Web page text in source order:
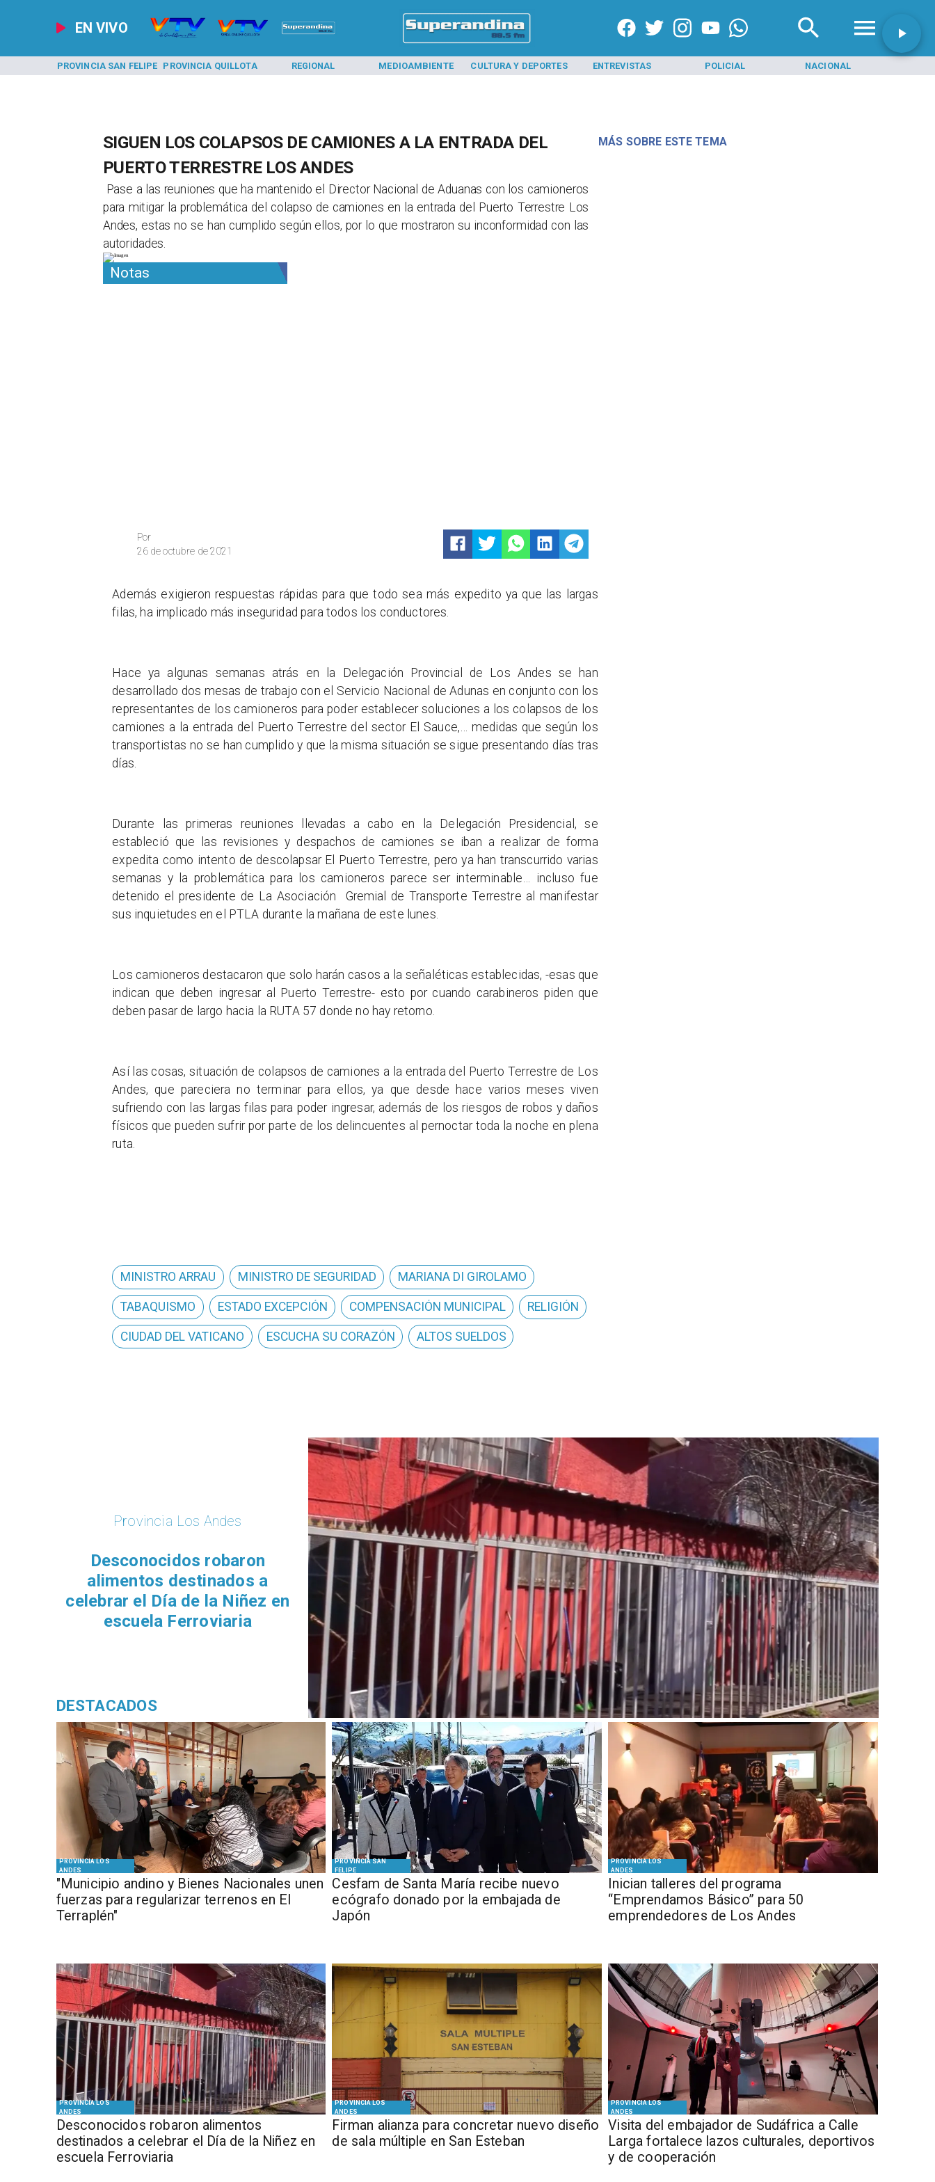
EN VIVO
PROVINCIA SAN FELIPE PROVINCIA QUILLOTA REGIONAL MEDIOAMBIENTE CULTURA Y DEPORTES ENTREVISTAS POLICIAL NACIONAL
Notas
Por
26 de octubre de 2021
MÁS SOBRE ESTE TEMA
SIGUEN LOS COLAPSOS DE CAMIONES A LA ENTRADA DEL
PUERTO TERRESTRE LOS ANDES
​ Pase a las reuniones que ha mantenido el Director Nacional de Aduanas con los camioneros
para mitigar la problemática del colapso de camiones en la entrada del Puerto Terrestre Los
Andes, estas no se han cumplido según ellos, por lo que mostraron su inconformidad con las
autoridades. ​
Además exigieron respuestas rápidas para que todo sea más expedito ya que las largas
filas, ha implicado más inseguridad para todos los conductores.
Hace ya algunas semanas atrás en la Delegación Provincial de Los Andes se han
desarrollado dos mesas de trabajo con el Servicio Nacional de Adunas en conjunto con los
representantes de los camioneros para poder establecer soluciones a los colapsos de los
camiones a la entrada del Puerto Terrestre del sector El Sauce,… medidas que según los
transportistas no se han cumplido y que la misma situación se sigue presentando días tras
días.
Durante las primeras reuniones llevadas a cabo en la Delegación Presidencial, se
estableció que las revisiones y despachos de camiones se iban a realizar de forma
expedita como intento de descolapsar El Puerto Terrestre, pero ya han transcurrido varias
semanas y la problemática para los camioneros parece ser interminable… incluso fue
detenido el presidente de La Asociación
Gremial de Transporte Terrestre al manifestar
sus inquietudes en el PTLA durante la mañana de este lunes.
Los camioneros destacaron que solo harán casos a la señaléticas establecidas, -esas que
indican que deben ingresar al Puerto Terrestre- esto por cuando carabineros piden que
deben pasar de largo hacia la RUTA 57 donde no hay retorno.
Así las cosas, situación de colapsos de camiones a la entrada del Puerto Terrestre de Los
Andes, que pareciera no terminar para ellos, ya que desde hace varios meses viven
sufriendo con las largas filas para poder ingresar, además de los riesgos de robos y daños
físicos que pueden sufrir por parte de los delincuentes al pernoctar toda la noche en plena
ruta.
MINISTRO ARRAU MINISTRO DE SEGURIDAD MARIANA DI GIROLAMO
TABAQUISMO ESTADO EXCEPCIÓN COMPENSACIÓN MUNICIPAL RELIGIÓN
CIUDAD DEL VATICANO ESCUCHA SU CORAZÓN ALTOS SUELDOS
PROVINCIA LOS
ANDES
"Municipio andino y Bienes Nacionales unen
fuerzas para regularizar terrenos en El
Terraplén"
PROVINCIA SAN
FELIPE
Cesfam de Santa María recibe nuevo
ecógrafo donado por la embajada de
Japón
PROVINCIA LOS
ANDES
Inician talleres del programa
“Emprendamos Básico” para 50
emprendedores de Los Andes
PROVINCIA LOS
ANDES
Desconocidos robaron alimentos
destinados a celebrar el Día de la Niñez en
escuela Ferroviaria
PROVINCIA LOS
ANDES
​​Firman alianza para concretar nuevo diseño
de sala múltiple en San Esteban
PROVINCIA LOS
ANDES
​Visita del embajador de Sudáfrica a Calle
Larga fortalece lazos culturales, deportivos
y de cooperación
Provincia Los Andes
Desconocidos robaron
alimentos destinados a
celebrar el Día de la Niñez en
escuela Ferroviaria
DESTACADOS